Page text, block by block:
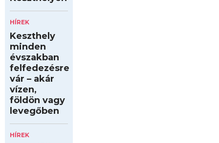
HÍREK
Keszthely
minden
évszakban
felfedezésre
vár – akár
vízen,
földön vagy
levegőben
HÍREK